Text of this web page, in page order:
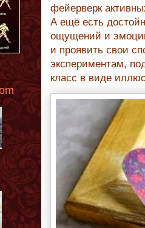
фейерверк
А ещё есть
ощущений и
и проявить свои
экспериментам,
класс в виде